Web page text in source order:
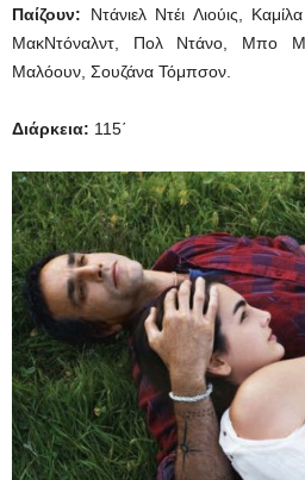
Παίζουν: Ντάνιελ Ντέι Λιούις,
ΜακΝτόναλντ, Πολ Ντάνο, Μπο
Μαλόουν, Σουζάνα Τόμπσον.
Διάρκεια: 115΄